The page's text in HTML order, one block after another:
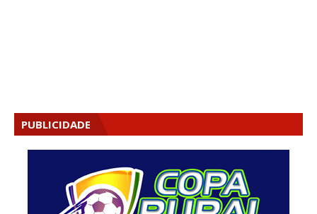
PUBLICIDADE